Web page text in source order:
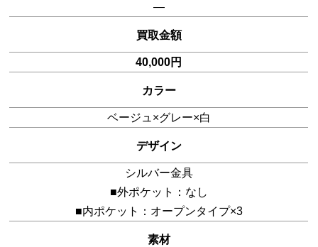
―
買取金額
40,000円
カラー
ベージュ×グレー×白
デザイン
シルバー金具
■外ポケット：なし
■内ポケット：オープンタイプ×3
素材